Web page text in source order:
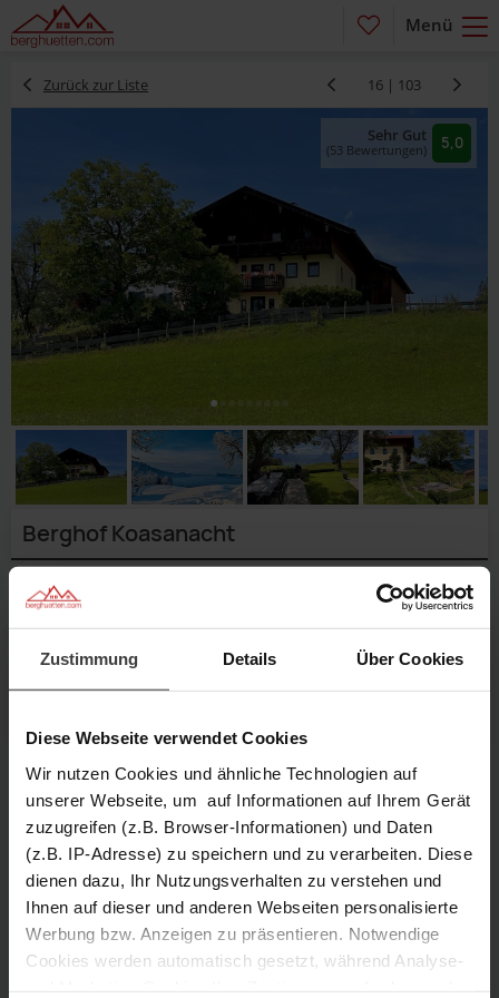
Zustimmung Details Über Cookies
Diese Webseite verwendet Cookies
Wir nutzen Cookies und ähnliche Technologien auf
unserer Webseite, um auf Informationen auf Ihrem Gerät
zuzugreifen (z.B. Browser-Informationen) und Daten
(z.B. IP-Adresse) zu speichern und zu verarbeiten. Diese
dienen dazu, Ihr Nutzungsverhalten zu verstehen und
Ihnen auf dieser und anderen Webseiten personalisierte
Werbung bzw. Anzeigen zu präsentieren. Notwendige
Cookies werden automatisch gesetzt, während Analyse-
Menü
Zurück zur Liste 16 | 103
5,0
Sehr Gut
(53 Bewertungen)
Berghof Koasanacht
an,
Verfügbarkeit prüfen
10 Personen 4 Schlafzimmer
140 m² Größe 950 m Höhe
Beschreibung
Außenansicht
1/38
Ausblick
im
Winter
2/38
Terrasse
mit
Aussicht
3/38 Sonnenplatz
Grüne
Wiesen
um
das
schöne
Haus
5/38 Wohnstube
6/38
Wohnstube
Eckcouch
7/38
Großzügiger
8/38
Eckbank
in
der
Wohnstube
9/38
Große
Wohnküche
10/38
Küche
Sitzmöglichkeit
11/38
Moderne
Gemütliche
Couch
im
Flachbild
im
Bad